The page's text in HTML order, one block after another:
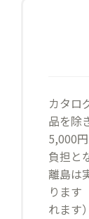
カタロ
品を除
5,000
負担と
離島は
ります
れます